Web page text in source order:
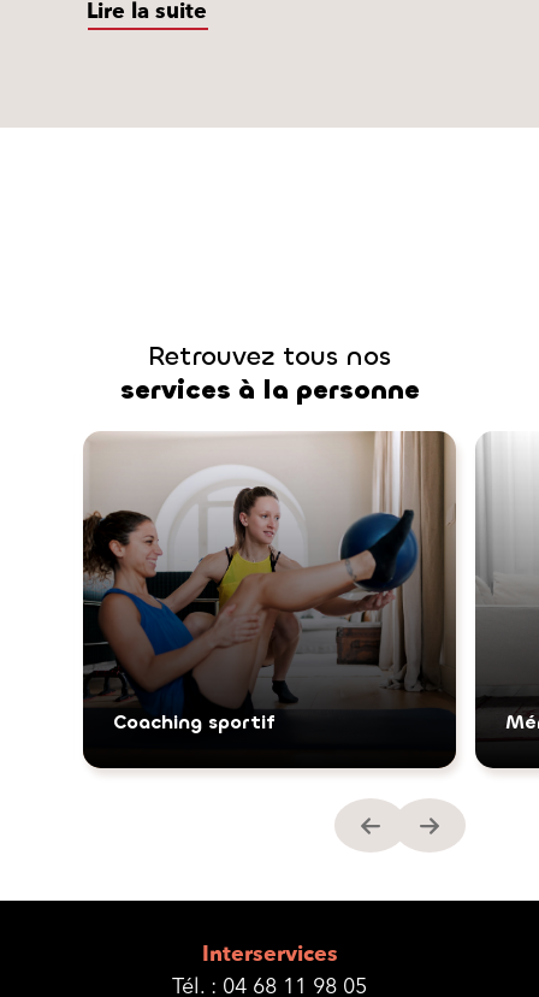
programme :
Lire la suite
Retrouvez tous nos
services à la personne
Coaching sportif
Interservices
Tél. : 04 68 11 98 05